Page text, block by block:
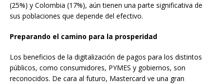
(25%) y Colombia (17%), aún tienen una parte significativa de
sus poblaciones que depende del efectivo.
Preparando el camino para la prosperidad
Los beneficios de la digitalización de pagos para los distintos
públicos, como consumidores, PYMES y gobiernos, son
reconocidos. De cara al futuro, Mastercard ve una gran